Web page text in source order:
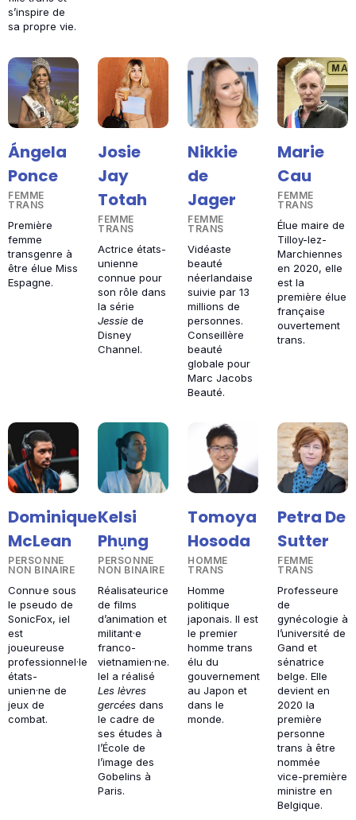
s’inspire de
sa propre vie.
Ángela
Ponce
FEMME
TRANS
Première
femme
transgenre à
être élue Miss
Espagne.
Josie
Jay
Totah
FEMME
TRANS
Actrice états-
unienne
connue pour
son rôle dans
la série
Jessie de
Disney
Channel.
Nikkie
de
Jager
FEMME
TRANS
Vidéaste
beauté
néerlandaise
suivie par 13
millions de
personnes.
Conseillère
beauté
globale pour
Marc Jacobs
Beauté.
Marie
Cau
FEMME
TRANS
Élue maire de
Tilloy-lez-
Marchiennes
en 2020, elle
est la
première élue
française
ouvertement
trans.
Dominique
McLean
PERSONNE
NON BINAIRE
Connu·e sous
le pseudo de
SonicFox, iel
est
joueureuse
professionnel·le
états-
unien·ne de
jeux de
combat.
Kelsi
Phụng
PERSONNE
NON BINAIRE
Réalisateurice
de films
d’animation et
militant·e
franco-
vietnamien·ne.
Iel a réalisé
Les lèvres
gercées dans
le cadre de
ses études à
l’École de
l’image des
Gobelins à
Paris.
Tomoya
Hosoda
HOMME
TRANS
Homme
politique
japonais. Il est
le premier
homme trans
élu du
gouvernement
au Japon et
dans le
monde.
Petra De
Sutter
FEMME
TRANS
Professeure
de
gynécologie à
l’université de
Gand et
sénatrice
belge. Elle
devient en
2020 la
première
personne
trans à être
nommée
vice-première
ministre en
Belgique.